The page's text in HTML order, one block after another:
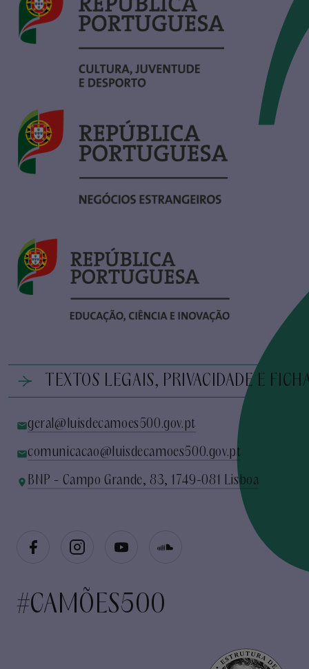
TEXTOS LEGAIS, PRIVACIDADE E
geral@luisdecamoes500.gov.pt
comunicacao@luisdecamoes500.gov.pt
BNP - Campo Grande, 83, 1749-081 Lisboa
#CAMÕES500